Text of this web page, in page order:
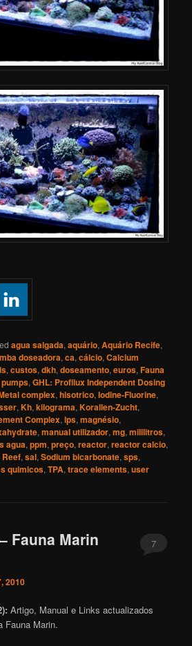
agua salgada,aquário,Aquário Recife,
doseadora,ca,cálcio,Calcium
,custos,dkh,doseamento,euros,Fauna
,GHL: Profilux Independent Dosing
complex,hisotrico,Iodine-Fluorine,
,Kh,kilograma,Korallen-Zucht,
Complex,lps,magnésio,
,manual utilizador,mg,mililitros,
agua,ppm,preço,reactor,reactor calcio,
Reef,sal,Sodium bicarbonate,sps,
quimicos,TPA,trace elements,user
Fauna Marin
2010
7
Artigo, Manual e Links actualizados
Fauna Marin.